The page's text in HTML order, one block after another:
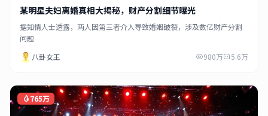
某明星夫妇离婚真相大揭秘，财产分割细节曝光
据知情人士透露，两人因第三者介入导致婚姻破裂，涉及数亿财产分割
问题
八卦女王
980万 5.6万
765万